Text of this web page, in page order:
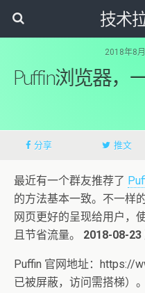
技术
2018年8
Puffin浏览器，
分享 推文
最近有一个群友推荐了
的方法基本一致。不一样
网页更好的呈现给用户，
且节省流量。 2018-08-23
Puffin 官网地址：https://
已被屏蔽，访问需搭梯）。